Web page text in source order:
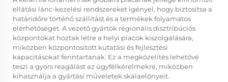
ellátási lánc-kezelési rendszereket igényel, hogy biztosítsa a
határidőre történő szállítást és a termékek folyamatos
elérhetőségét. A vezető gyártók regionális disztribúciós
központokat hoztak létre a helyi piacok kiszolgálására,
miközben központosított kutatási és fejlesztési
kapacitásokat fenntartanak. Ez a megközelítés lehetővé
teszi a gyors reagálást az ügyfélkérelmekre, miközben
kihasználja a gyártási műveletek skálaelőnyeit.